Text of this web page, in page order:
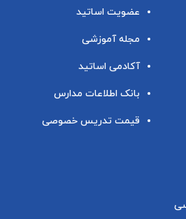
عضویت اساتید
مجله آموزشی
آکادمی اساتید
بانک اطلاعات مدارس
قیمت تدریس خصوصی